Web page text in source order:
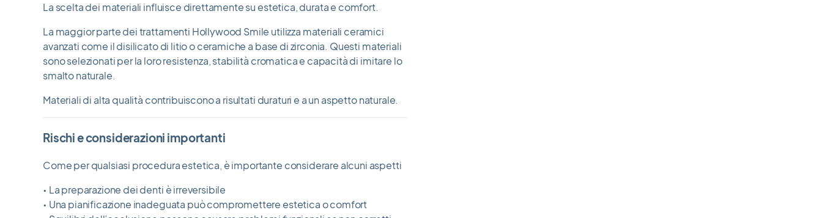
La scelta dei materiali influisce direttamente su estetica, durata e comfort.
La maggior parte dei trattamenti Hollywood Smile utilizza materiali ceramici
avanzati come il disilicato di litio o ceramiche a base di zirconia. Questi materiali
sono selezionati per la loro resistenza, stabilità cromatica e capacità di imitare lo
smalto naturale.
Materiali di alta qualità contribuiscono a risultati duraturi e a un aspetto naturale.
Rischi e considerazioni importanti
Come per qualsiasi procedura estetica, è importante considerare alcuni aspetti
• La preparazione dei denti è irreversibile
• Una pianificazione inadeguata può compromettere estetica o comfort